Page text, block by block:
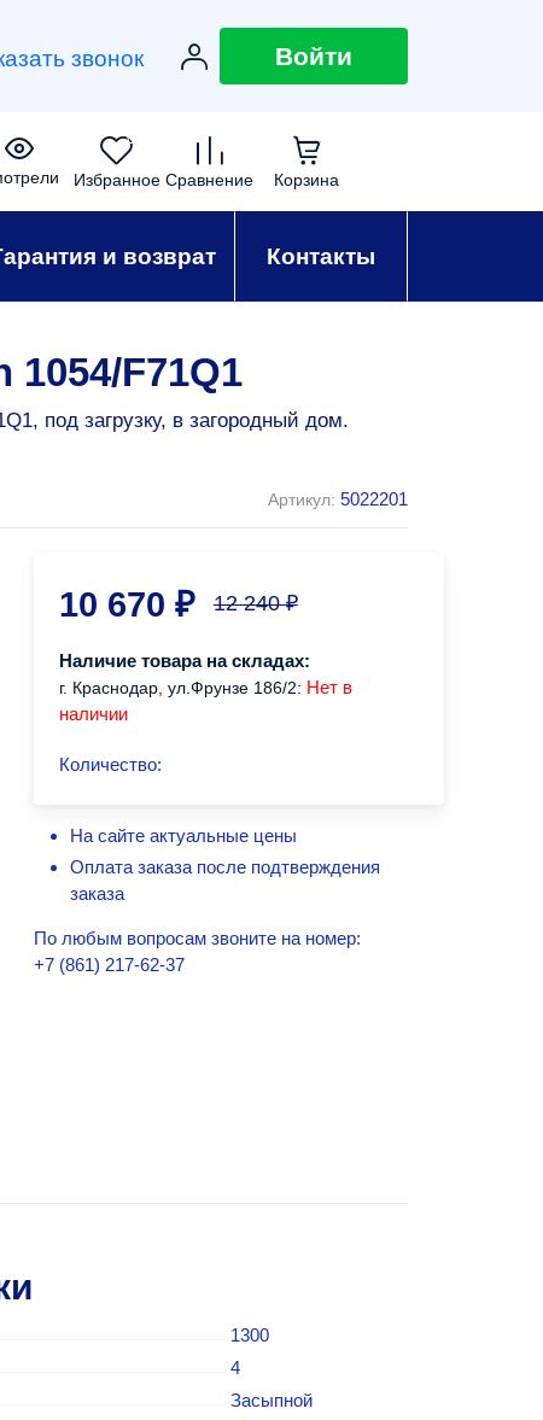
звонок Войти
0
Избранное Сравнение
0
Корзина
и возврат Контакты
F71Q1
под загрузку, в загородный дом.
Артикул: 5022201
10 670 ₽ 12 240₽
Наличие товара на складах:
г. Краснодар, ул.Фрунзе 186/2: Нет в
наличии
Количество:
На сайте актуальные цены
Оплата заказа после подтверждения
заказа
По любым вопросам звоните на номер:
+7 (861) 217-62-37
1300
4
Засыпной